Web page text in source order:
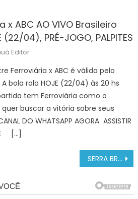
x ABC AO VIVO Brasileiro
(22/04), PRÉ-JOGO, PALPITES
Editor
Ferroviária x ABC é válida pelo
bola rola HOJE (22/04) às 20 hs
tem Ferroviária como o
buscar a vitória sobre seus
DO WHATSAPP AGORA ASSISTIR
[…]
SERRA BRANCA x AUTO ESPORTE: ONDE ASSISTIR AO VIVO, PALPITES, ESCALAÇÕES – PARAIBANO 2023